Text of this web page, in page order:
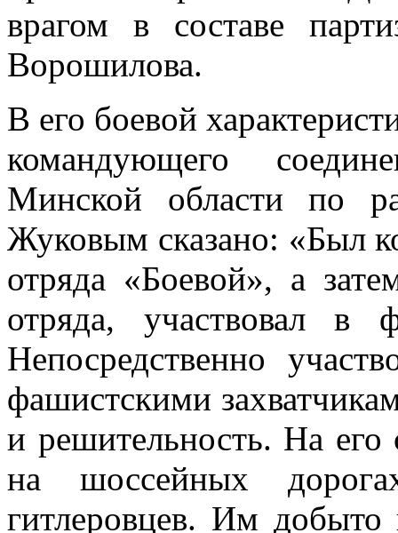
врагом в составе
Ворошилова.
В его боевой
командующего
Минской области по
Жуковым сказано: «Был
отряда «Боевой», а
отряда, участвовал в
Непосредственно
фашистскими
и решительность. На его
на шоссейных
гитлеровцев. Им